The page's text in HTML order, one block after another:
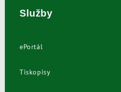
Služby
ePortál
Tiskopisy